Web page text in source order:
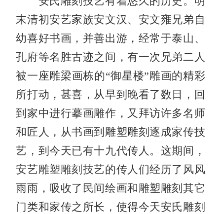
末清初安艺家族安文汉、安文雍兄弟自
幼喜好书画，并善出游，经常于泰山、
孔府等名胜古迹之间，有一次兄弟二人
被一座雕梁画栋的“御星楼”雕画的精彩
所打动，甚喜，从早到晚看了数日，回
到家中进行摹画雕作，又拜访许多名师
和匠人，从书画到雕塑雕刻逐成家传技
艺，到今天已有十九代传人。这期间，
安艺雕塑雕刻技艺的传人们经历了风风
雨雨，吸收了民间绘画和雕塑雕刻其它
门类和家传之所长，使得今天安氏雕刻